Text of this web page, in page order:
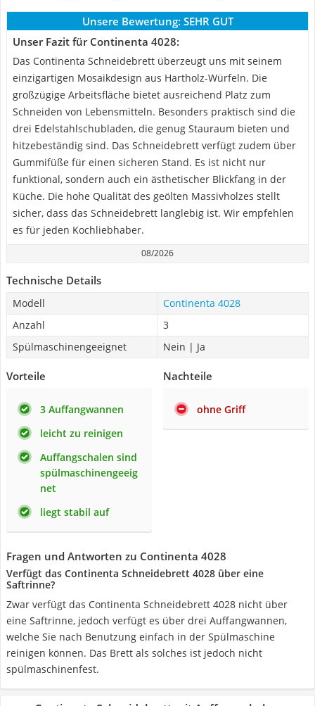
Unsere Bewertung: SEHR GUT
Unser Fazit für Continenta 4028:
Das Continenta Schneidebrett überzeugt uns mit seinem
einzigartigen Mosaikdesign aus Hartholz-Würfeln. Die
großzügige Arbeitsfläche bietet ausreichend Platz zum
Schneiden von Lebensmitteln. Besonders praktisch sind die
drei Edelstahlschubladen, die genug Stauraum bieten und
hitzebeständig sind. Das Schneidebrett verfügt zudem über
Gummifüße für einen sicheren Stand. Es ist nicht nur
funktional, sondern auch ein ästhetischer Blickfang in der
Küche. Die hohe Qualität des geölten Massivholzes stellt
sicher, dass das Schneidebrett langlebig ist. Wir empfehlen
es für jeden Kochliebhaber.
08/2026
Technische Details
Modell
Continenta 4028
Anzahl
3
Spülmaschinengeeignet
Nein | Ja
Vorteile
3 Auffangwannen
leicht zu reinigen
Auffangschalen sind
spülmaschinengeeig
net
liegt stabil auf
Nachteile
ohne Griff
Fragen und Antworten zu Continenta 4028
Verfügt das Continenta Schneidebrett 4028 über eine
Saftrinne?
Zwar verfügt das Continenta Schneidebrett 4028 nicht über
eine Saftrinne, jedoch verfügt es über drei Auffangwannen,
welche Sie nach Benutzung einfach in der Spülmaschine
reinigen können. Das Brett als solches ist jedoch nicht
spülmaschinenfest.